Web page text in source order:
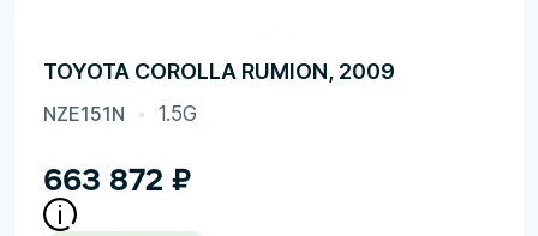
TOYOTA COROLLA RUMION, 2009
NZE151N 1.5G
663 872 ₽